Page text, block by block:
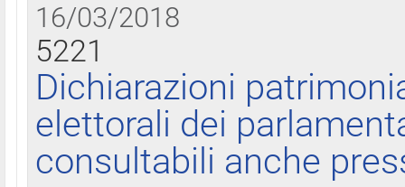
16/03/2018
5221
Dichiarazioni
elettorali dei
consultabili anche